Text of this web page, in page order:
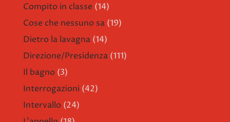
Compito in classe (14)
Cose che nessuno sa (19)
Dietro la lavagna (14)
Direzione/Presidenza (111)
Il bagno (3)
Interrogazioni (42)
Intervallo (24)